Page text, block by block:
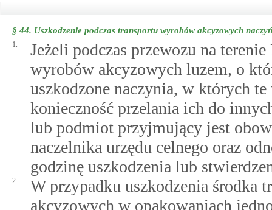
§ 44. Uszkodzenie podczas transportu wyrobów akcyzowych
1.
Jeżeli podczas przewozu na
wyrobów akcyzowych luzem, o
uszkodzone naczynia, w których
konieczność przelania ich do
lub podmiot przyjmujący jest
naczelnika urzędu celnego oraz
godzinę uszkodzenia lub
2.
W przypadku uszkodzenia środka
akcyzowych w opakowaniach